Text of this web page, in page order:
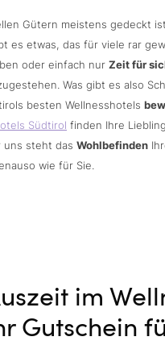
Gütern meistens gedeckt
es etwas, das für viele rar
oder einfach nur Zeit für
Was gibt es also
besten Wellnesshotels
Südtirol finden Ihre
uns steht das Wohlbefinden
wie für Sie.
im
Gutschein